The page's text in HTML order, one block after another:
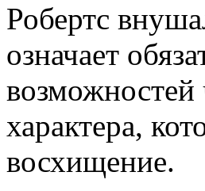
Робертс
означает
возможностей
характера,
восхищение.